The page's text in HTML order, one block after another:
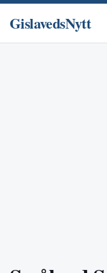
GislavedsNytt